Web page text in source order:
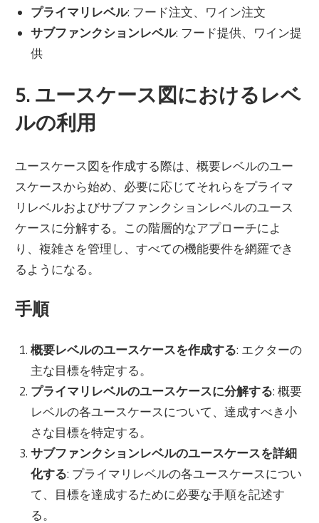
プライマリレベル: フード注文、ワイン注文
サブファンクションレベル: フード提供、ワイン提
供
5. ユースケース図におけるレベ
ルの利用
ユースケース図を作成する際は、概要レベルのユー
スケースから始め、必要に応じてそれらをプライマ
リレベルおよびサブファンクションレベルのユース
ケースに分解する。この階層的なアプローチによ
り、複雑さを管理し、すべての機能要件を網羅でき
るようになる。
手順
概要レベルのユースケースを作成する: エクターの
主な目標を特定する。
プライマリレベルのユースケースに分解する: 概要
レベルの各ユースケースについて、達成すべき小
さな目標を特定する。
サブファンクションレベルのユースケースを詳細
化する: プライマリレベルの各ユースケースについ
て、目標を達成するために必要な手順を記述す
る。